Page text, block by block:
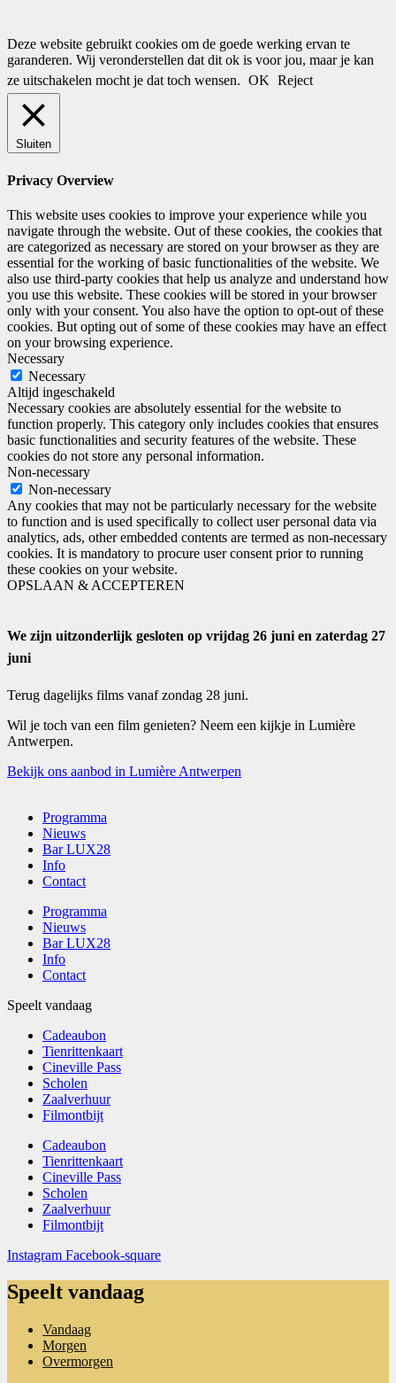
Deze website gebruikt cookies om de goede werking ervan te
garanderen. Wij veronderstellen dat dit ok is voor jou, maar je kan
ze uitschakelen mocht je dat toch wensen. OK Reject
Sluiten
Privacy Overview
This website uses cookies to improve your experience while you
navigate through the website. Out of these cookies, the cookies that
are categorized as necessary are stored on your browser as they are
essential for the working of basic functionalities of the website. We
also use third-party cookies that help us analyze and understand how
you use this website. These cookies will be stored in your browser
only with your consent. You also have the option to opt-out of these
cookies. But opting out of some of these cookies may have an effect
on your browsing experience.
Necessary
Necessary
Altijd ingeschakeld
Necessary cookies are absolutely essential for the website to
function properly. This category only includes cookies that ensures
basic functionalities and security features of the website. These
cookies do not store any personal information.
Non-necessary
Non-necessary
Any cookies that may not be particularly necessary for the website
to function and is used specifically to collect user personal data via
analytics, ads, other embedded contents are termed as non-necessary
cookies. It is mandatory to procure user consent prior to running
these cookies on your website.
OPSLAAN & ACCEPTEREN
We zijn uitzonderlijk gesloten op vrijdag 26 juni en zaterdag 27
juni
Terug dagelijks films vanaf zondag 28 juni.
Wil je toch van een film genieten? Neem een kijkje in Lumière
Antwerpen.
Bekijk ons aanbod in Lumière Antwerpen
Programma
Nieuws
Bar LUX28
Info
Contact
Programma
Nieuws
Bar LUX28
Info
Contact
Speelt vandaag
Cadeaubon
Tienrittenkaart
Cineville Pass
Scholen
Zaalverhuur
Filmontbijt
Cadeaubon
Tienrittenkaart
Cineville Pass
Scholen
Zaalverhuur
Filmontbijt
Instagram Facebook-square
Speelt vandaag
Vandaag
Morgen
Overmorgen